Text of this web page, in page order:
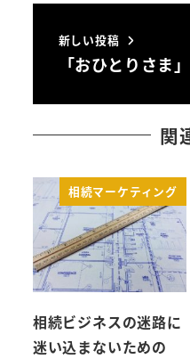
新しい投稿
「おひとりさま
関
相続マーケティング
相続ビジネスの迷路に
迷い込まないための